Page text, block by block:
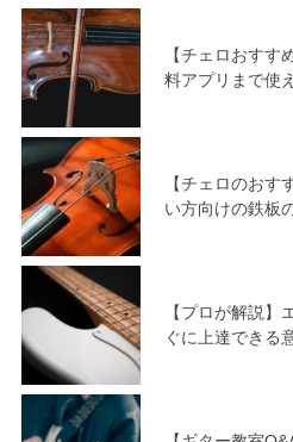
【チェロおすす
料アプリまで使
【チェロのおす
い方向けの鉄板
【プロが解説】
ぐに上達できる